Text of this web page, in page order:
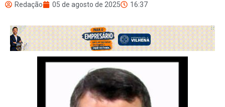
Redação 05 de agosto de 2025 16:37